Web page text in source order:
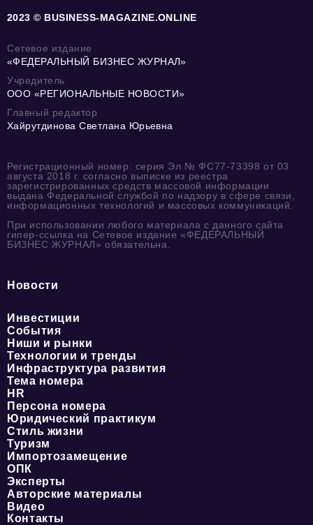
2023 © BUSINESS-MAGAZINE.ONLINE
Сетевое издание
«ФЕДЕРАЛЬНЫЙ БИЗНЕС ЖУРНАЛ»
Учредитель
ООО «РЕГИОНАЛЬНЫЕ НОВОСТИ»
Главный редактор
Хайрутдинова Светлана Юрьевна
Регистрационный номер: серия Эл № ФС77-73398 от 03
августа 2018 г. согласно выписке из реестра
зарегистрированных средств массовой информации
выдана Федеральной службой по надзору в сфере связи,
информационных технологий и массовых коммуникаций.
При использовании любого материала с данного сайта
гипер-ссылка на Сетевое издание «ФЕДЕРАЛЬНЫЙ
БИЗНЕС ЖУРНАЛ» обязательна.
Новости
Инвестиции
События
Ниши и рынки
Технологии и тренды
Инфраструктура развития
Тема номера
HR
Персона номера
Юридический практикум
Стиль жизни
Туризм
Импортозамещение
ОПК
Эксперты
Авторские материалы
Видео
Контакты